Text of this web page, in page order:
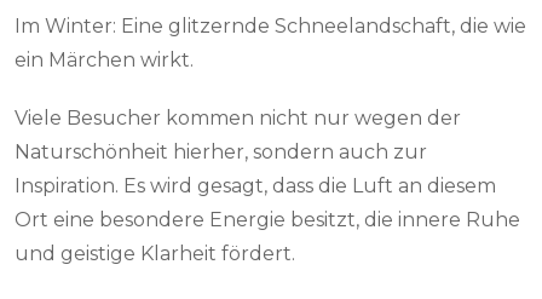
Im Winter: Eine glitzernde Schneelandschaft, die wie
ein Märchen wirkt.
Viele Besucher kommen nicht nur wegen der
Naturschönheit hierher, sondern auch zur
Inspiration. Es wird gesagt, dass die Luft an diesem
Ort eine besondere Energie besitzt, die innere Ruhe
und geistige Klarheit fördert.